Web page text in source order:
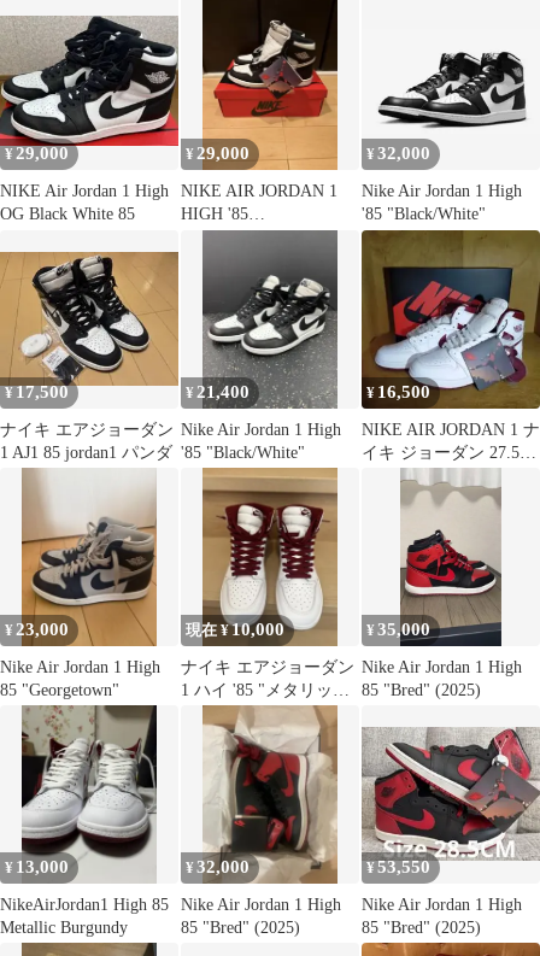
¥29,000
NIKE Air Jordan 1 High
OG Black White 85
¥29,000
NIKE AIR JORDAN 1
HIGH '85
¥32,000
Nike Air Jordan 1 High
'85 "Black/White"
¥17,500
ナイキ エアジョーダン
1 AJ1 85 jordan1 パンダ
¥ 21,400
Nike Air Jordan 1 High
'85 "Black/White"
¥ 16,500
NIKE AIR JORDAN 1 ナ
イキ ジョーダン 27.5cm
未使用
¥ 23,000
Nike Air Jordan 1 High
85 "Georgetown"
現在 ¥10,000
ナイキ エアジョーダン
1 ハイ '85 "メタリック
バーガンディ" NIKE
¥35,000
Nike Air Jordan 1 High
85 "Bred" (2025)
¥ 13,000
NikeAirJordan1 High 85
Metallic Burgundy
¥32,000
Nike Air Jordan 1 High
85 "Bred" (2025)
¥53,550
Nike Air Jordan 1 High
85 "Bred" (2025)